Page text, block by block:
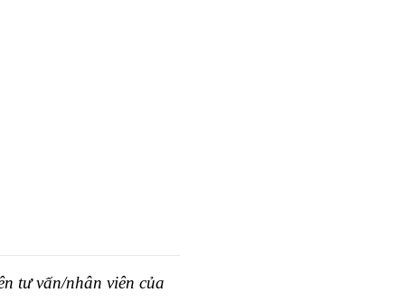
tư vấn/nhân viên của